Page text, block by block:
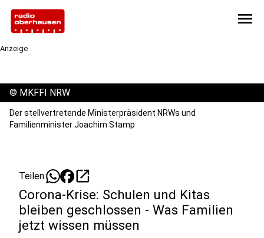
menu
Anzeige
© MKFFI NRW
Der stellvertretende Ministerpräsident NRWs und
Familienminister Joachim Stamp
Teilen: open_in_new
Corona-Krise: Schulen und Kitas
bleiben geschlossen - Was Familien
jetzt wissen müssen